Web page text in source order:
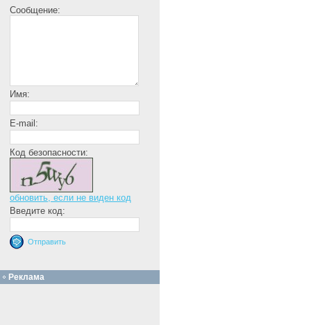
Сообщение:
Имя:
E-mail:
Код безопасности:
обновить, если не виден код
Введите код:
Реклама